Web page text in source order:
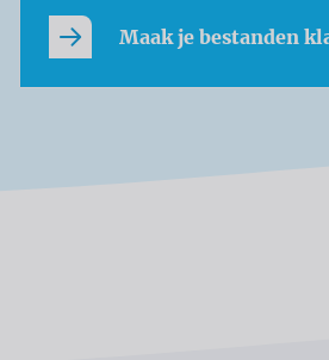
Maak je bestanden